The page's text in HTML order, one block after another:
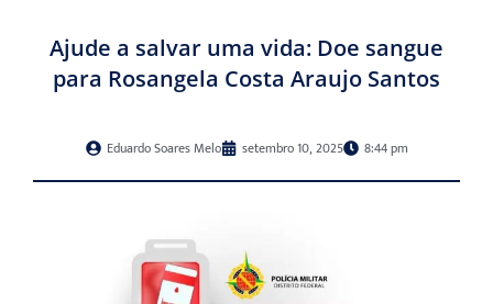
Ajude a salvar uma vida: Doe sangue
para Rosangela Costa Araujo Santos
Eduardo Soares Melo setembro 10, 2025 8:44 pm